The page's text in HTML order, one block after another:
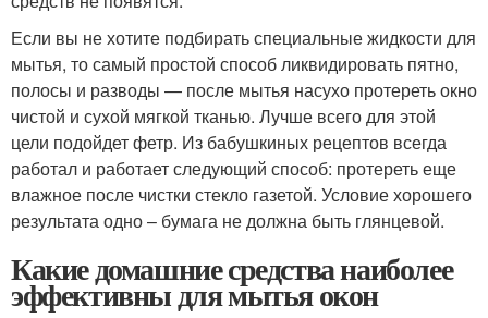
Если вы не хотите подбирать специальные жидкости для
мытья, то самый простой способ ликвидировать пятно,
полосы и разводы — после мытья насухо протереть окно
чистой и сухой мягкой тканью. Лучше всего для этой
цели подойдет фетр. Из бабушкиных рецептов всегда
работал и работает следующий способ: протереть еще
влажное после чистки стекло газетой. Условие хорошего
результата одно – бумага не должна быть глянцевой.
Какие домашние средства наиболее
эффективны для мытья окон